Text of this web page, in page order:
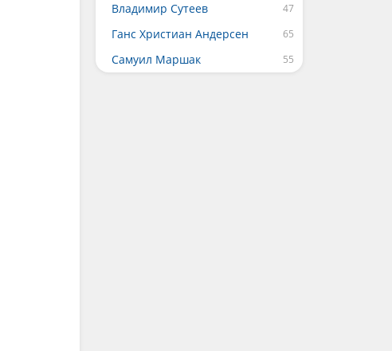
Владимир Сутеев
Ганс Христиан Андерсен
Самуил Маршак